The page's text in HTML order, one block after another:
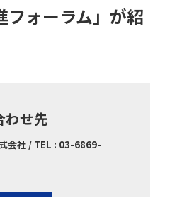
フォーラム」が紹
わせ先
会社 / TEL : 03-6869-